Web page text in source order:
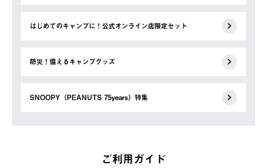
はじめてのキャンプに！公式オンライン店限定セット
防災！備えるキャンプグッズ
SNOOPY（PEANUTS 75years）特集
ご利用ガイド